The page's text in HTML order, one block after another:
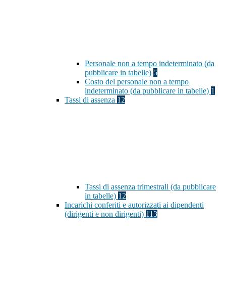
Personale non a tempo indeterminato (da
pubblicare in tabelle) 5
Costo del personale non a tempo
indeterminato (da pubblicare in tabelle) 1
Tassi di assenza 12
Tassi di assenza trimestrali (da pubblicare
in tabelle) 12
Incarichi conferiti e autorizzati ai dipendenti
(dirigenti e non dirigenti) 113